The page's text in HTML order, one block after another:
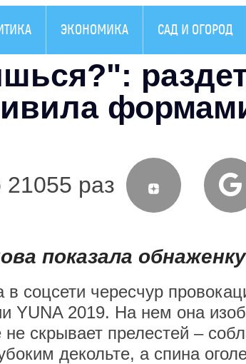
ЭКОНОМИКА САД И ОГОРОД
21055 раз
показала обнаженку
соцсети чересчур
YUNA 2019. На нем она
скрывает прелестей –
декольте, а спина